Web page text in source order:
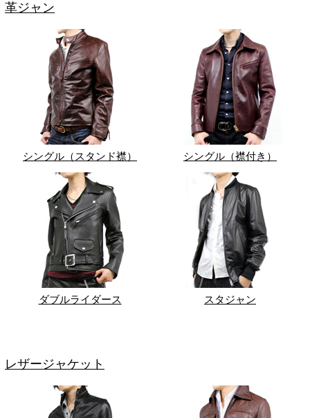
革ジャン
シングル（スタンド襟） シングル（襟付き）
ダブルライダース スタジャン
レザージャケット